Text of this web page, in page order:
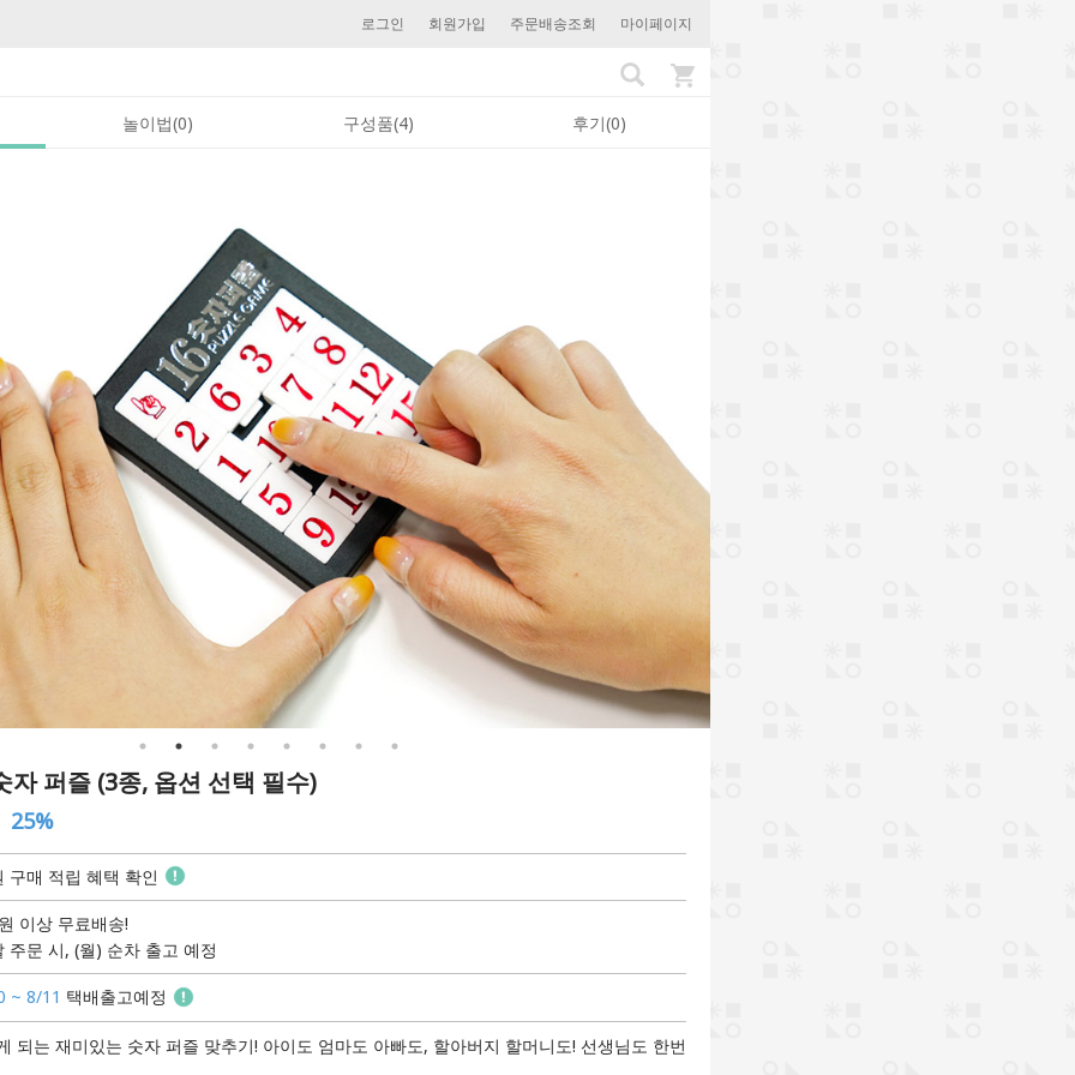
로그인 회원가입 주문배송조회 마이페이지
놀이법(0) 구성품(4) 후기(0)
자 퍼즐 (3종, 옵션 선택 필수)
25%
구매 적립 혜택 확인
이상 무료배송!
주문 시, (월) 순차 출고 예정
~ 8/11 택배출고예정
되는 재미있는 숫자 퍼즐 맞추기! 아이도 엄마도 아빠도, 할아버지 할머니도! 선생님도 한번